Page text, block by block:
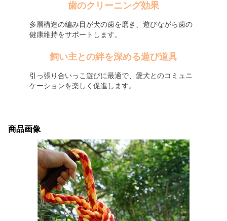
歯のクリーニング効果
多層構造の編み目が犬の歯を磨き、遊びながら歯の
健康維持をサポートします。
飼い主との絆を深める遊び道具
引っ張り合いっこ遊びに最適で、愛犬とのコミュニ
ケーションを楽しく促進します。
商品画像